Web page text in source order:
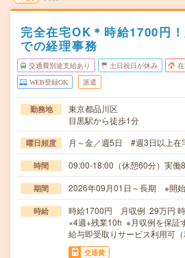
完全在宅OK＊時給1700円
での経理事務
交通費別途支給あり 土日祝日が休み 在
WEB登録OK 派遣
勤務地
東京都品川区
目黒駅から徒歩1分
曜日頻度 月～金／週5日 #週3日以上在
時間 09:00-18:00（休憩60分）実働
期間 2026年09月01日～長期 ※開
時給
時給1700円 月収例 29万円
×4週+残業10h ※月収例を保証
給与即受取りサービス利用可（
交通費